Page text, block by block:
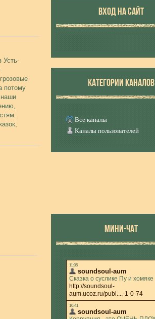
Усть-
потому
наши
ВХОД НА САЙТ
КАТЕГОРИИ КАНАЛОВ
Все каналы
Каналы пользователей
МИНИ-ЧАТ